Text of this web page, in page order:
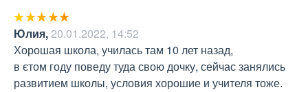
Юлия,20.01.2022, 14:52
Хорошая школа, училась там 10 лет назад,
в єтом году поведу туда свою дочку, сейчас занялись
развитием школы, условия хорошие и учителя тоже.